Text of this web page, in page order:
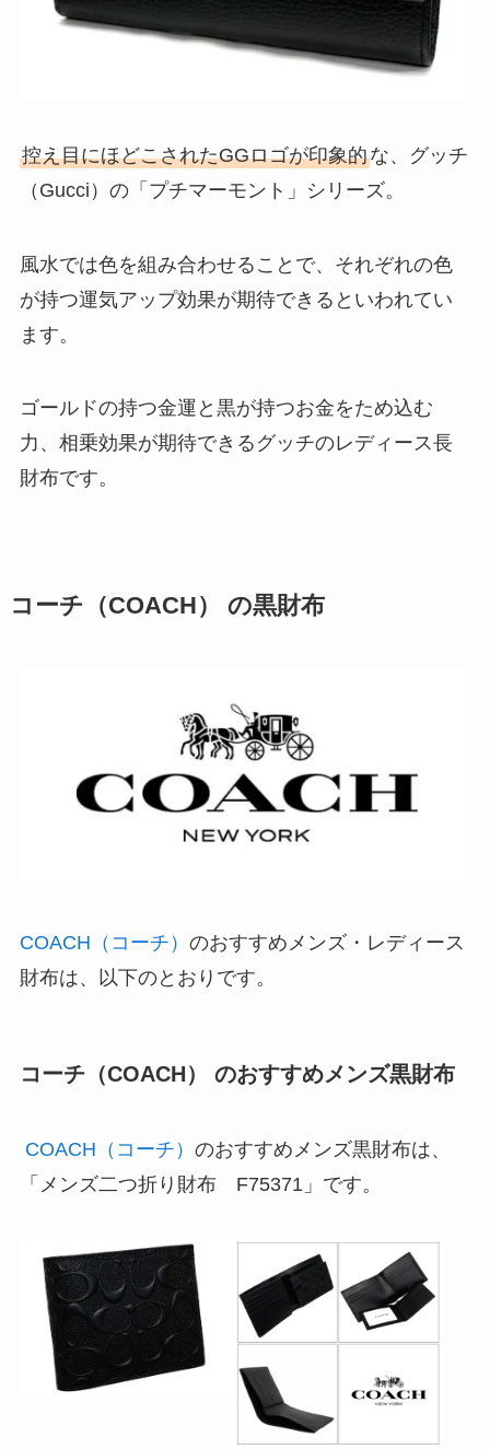
控え目にほどこされたGGロゴが印象的な、グッチ
（Gucci）の「プチマーモント」シリーズ。
風水では色を組み合わせることで、それぞれの色
が持つ運気アップ効果が期待できるといわれてい
ます。
ゴールドの持つ金運と黒が持つお金をため込む
力、相乗効果が期待できるグッチのレディース長
財布です。
コーチ（COACH） の黒財布
COACH（コーチ） のおすすめメンズ・レディース
財布は、以下のとおりです。
コーチ（COACH） のおすすめメンズ黒財布
COACH（コーチ） のおすすめメンズ黒財布は、
「メンズ二つ折り財布 F75371」です。